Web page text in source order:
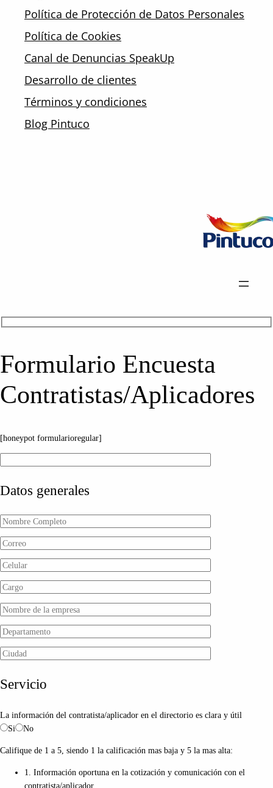
Política de Protección de Datos Personales
Política de Cookies
Canal de Denuncias SpeakUp
Desarrollo de clientes
Términos y condiciones
Blog Pintuco
Formulario Encuesta
Contratistas/Aplicadores
[honeypot formularioregular]
Datos generales
Servicio
La información del contratista/aplicador en el directorio es clara y útil
Si
No
Califique de 1 a 5, siendo 1 la calificación mas baja y 5 la mas alta:
1. Información oportuna en la cotización y comunicación con el
contratista/aplicador